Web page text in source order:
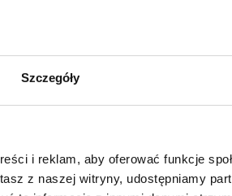
Szczegóły
i reklam, aby oferować funkcje
z naszej witryny, udostępniamy
Rodzaj
Opinie
Brak opinii